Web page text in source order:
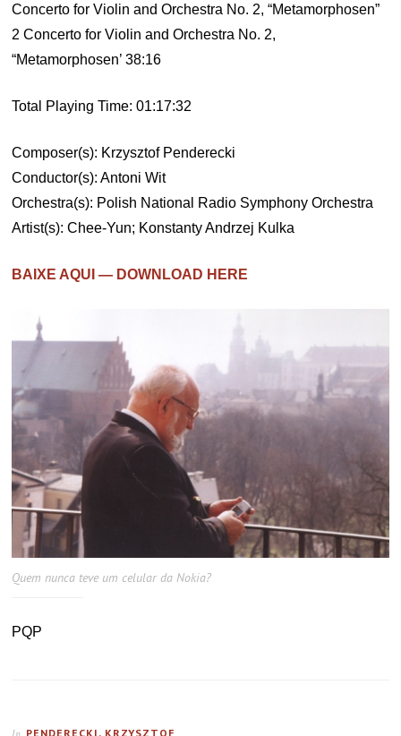
Concerto for Violin and Orchestra No. 2, “Metamorphosen”
2 Concerto for Violin and Orchestra No. 2,
“Metamorphosen’ 38:16
Total Playing Time: 01:17:32
Composer(s): Krzysztof Penderecki
Conductor(s): Antoni Wit
Orchestra(s): Polish National Radio Symphony Orchestra
Artist(s): Chee-Yun; Konstanty Andrzej Kulka
BAIXE AQUI — DOWNLOAD HERE
Quem nunca teve um celular da Nokia?
PQP
PENDERECKI, KRZYSZTOF